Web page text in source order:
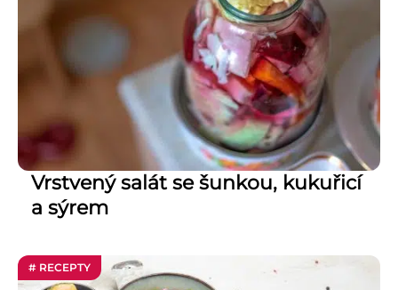
Vrstvený salát se šunkou, kukuřicí
a sýrem
# RECEPTY